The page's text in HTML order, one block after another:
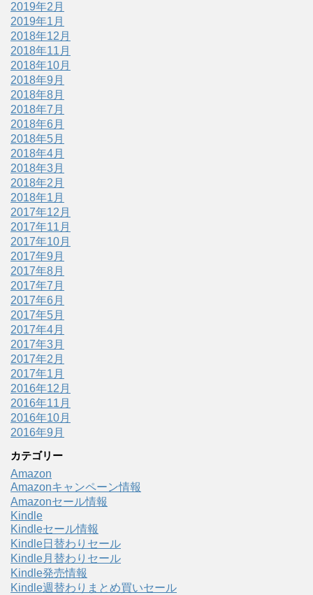
2019年2月
2019年1月
2018年12月
2018年11月
2018年10月
2018年9月
2018年8月
2018年7月
2018年6月
2018年5月
2018年4月
2018年3月
2018年2月
2018年1月
2017年12月
2017年11月
2017年10月
2017年9月
2017年8月
2017年7月
2017年6月
2017年5月
2017年4月
2017年3月
2017年2月
2017年1月
2016年12月
2016年11月
2016年10月
2016年9月
カテゴリー
Amazon
Amazonキャンペーン情報
Amazonセール情報
Kindle
Kindleセール情報
Kindle日替わりセール
Kindle月替わりセール
Kindle発売情報
Kindle週替わりまとめ買いセール